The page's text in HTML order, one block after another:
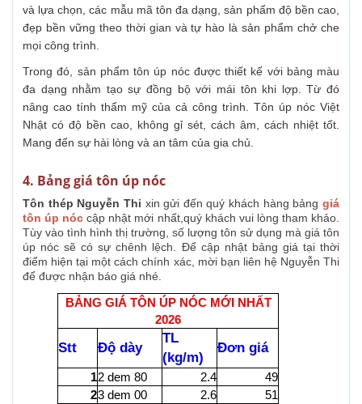
và lựa chọn, các mẫu mã tôn đa dạng, sản phẩm độ bền cao,
đẹp bền vững theo thời gian và tự hào là sản phẩm chở che
mọi công trình.
Trong đó, sản phẩm tôn úp nóc được thiết kế với bảng màu
đa dạng nhằm tạo sự đồng bộ với mái tôn khi lợp. Từ đó
nâng cao tính thẩm mỹ của cả công trình. Tôn úp nóc Việt
Nhật có độ bền cao, không gỉ sét, cách âm, cách nhiệt tốt.
Mang đến sự hài lòng và an tâm của gia chủ.
4. Bảng giá tôn úp nóc
Tôn thép Nguyễn Thi xin gửi đến quý khách hàng bảng giá
tôn úp nóc cập nhật mới nhất,quý khách vui lòng tham khảo.
Tùy vào tình hình thị trường, số lượng tôn sử dụng mà giá tôn
úp nóc sẽ có sự chênh lệch. Để cập nhật bảng giá tại thời
điểm hiện tại một cách chính xác, mời bạn liên hệ Nguyễn Thi
để được nhận báo giá nhé.
BẢNG GIÁ TÔN ÚP NÓC MỚI NHẤT
2026
Stt Độ dày
TL
(kg/m)
Đơn giá
12 dem 80 2.4
49
23 dem 00 2.6
51